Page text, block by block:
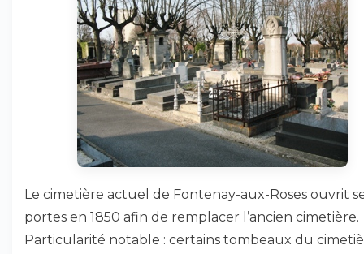
Le cimetière actuel de Fontenay-aux-Roses ouvrit
portes en 1850 afin de remplacer l’ancien cimetière.
Particularité notable : certains tombeaux du